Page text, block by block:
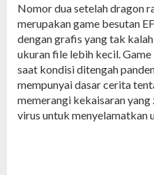
Nomor dua setelah dragon
merupakan game besutan
dengan grafis yang tak
ukuran file lebih kecil.
saat kondisi ditengah
mempunyai dasar cerita
memerangi kekaisaran
virus untuk menyelamatkan